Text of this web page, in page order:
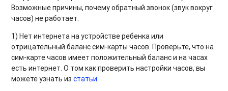
Возможные причины, почему обратный звонок (звук вокруг
часов) не работает:
1) Нет интернета на устройстве ребенка или
отрицательный баланс сим-карты часов. Проверьте, что на
сим-карте часов имеет положительный баланс и на часах
есть интернет. О том как проверить настройки часов, вы
можете узнать изстатьи.